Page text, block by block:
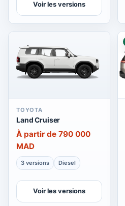
Voir les versions
TOYOTA
Land Cruiser
À partir de 790 000
MAD
3 versions Diesel
Voir les versions